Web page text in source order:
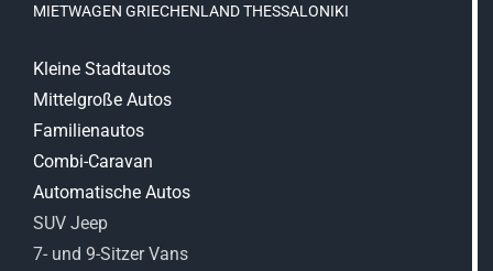
MIETWAGEN GRIECHENLAND THESSALONIKI
Kleine Stadtautos
Mittelgroße Autos
Familienautos
Combi-Caravan
Automatische Autos
SUV Jeep
7- und 9-Sitzer Vans